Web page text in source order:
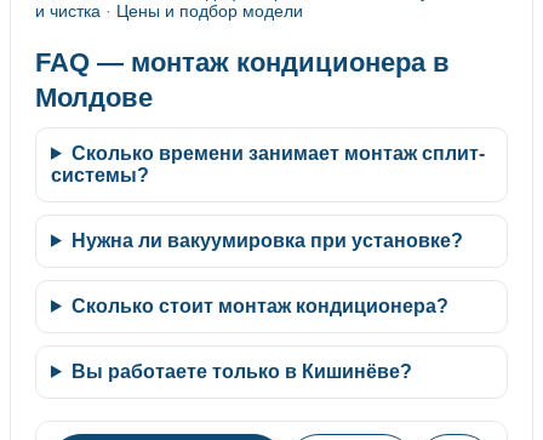
и чистка · Цены и подбор модели
FAQ — монтаж кондиционера в
Молдове
Сколько времени занимает монтаж сплит-
системы?
Нужна ли вакуумировка при установке?
Сколько стоит монтаж кондиционера?
Вы работаете только в Кишинёве?